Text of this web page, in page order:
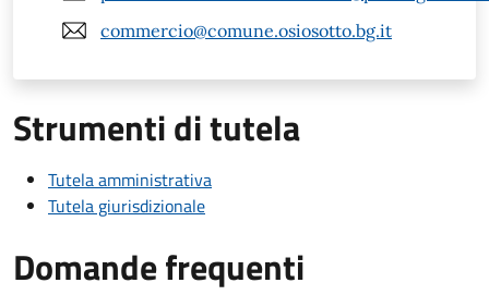
commercio@comune.osiosotto.bg.it
Strumenti di tutela
Tutela amministrativa
Tutela giurisdizionale
Domande frequenti